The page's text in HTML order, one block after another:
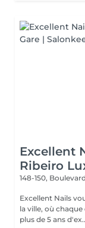
Excellent
Ribeiro
148-150,
Excellent Nails
la ville, où chaque
plus de 5 ans